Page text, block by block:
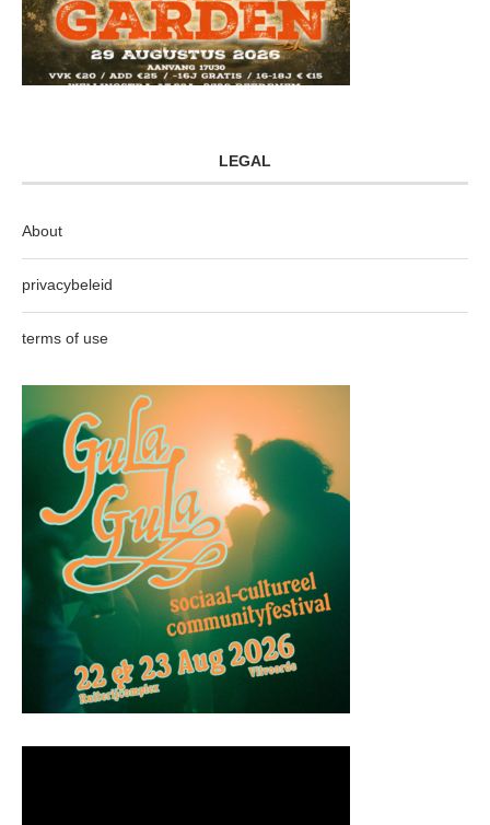
LEGAL
About
privacybeleid
terms of use